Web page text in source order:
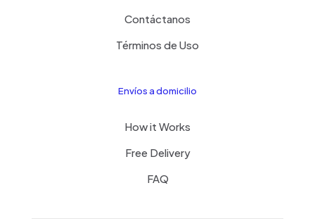
Contáctanos
Términos de Uso
Envíos a domicilio
How it Works
Free Delivery
FAQ